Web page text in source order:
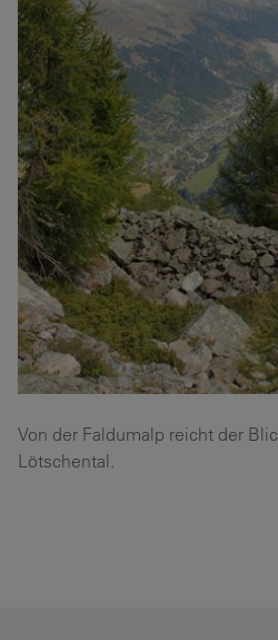
Von der Faldumalp reicht der
Lötschental.